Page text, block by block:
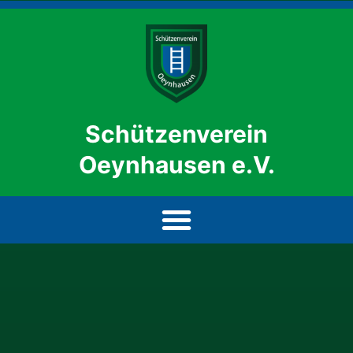
Schützenverein
Oeynhausen e.V.